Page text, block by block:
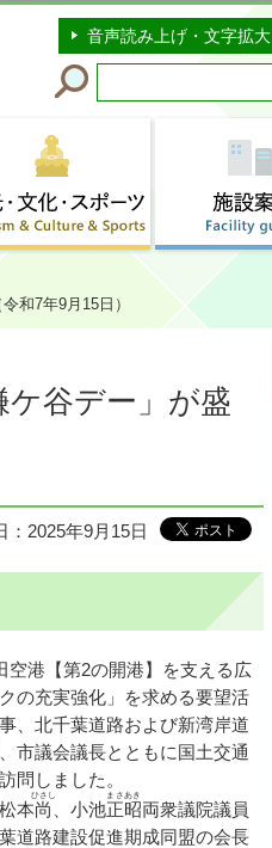
移動
音声読み上げ・文字拡大
和7年9月15日）
谷デー」が盛
：2025年9月15日
空港【第2の開港】を支える広
の充実強化」を求める要望活
、北千葉道路および新湾岸道
市議会議長とともに国土交通
問しました。
本尚
ひさし
、小池正昭
まさあき
両衆議院議員
道路建設促進期成同盟の会長